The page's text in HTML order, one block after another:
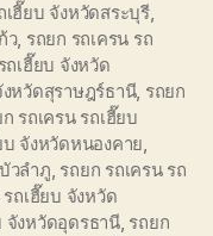
เฮี๊ยบ จังหวัดสระบุรี,
ว, รถยก รถเครน รถ
ถเฮี๊ยบ จังหวัด
งหวัดสุราษฎร์ธานี, รถยก
รถเครน รถเฮี๊ยบ
บ จังหวัดหนองคาย,
วลำภู, รถยก รถเครน รถ
ถเฮี๊ยบ จังหวัด
จังหวัดอุดรธานี, รถยก